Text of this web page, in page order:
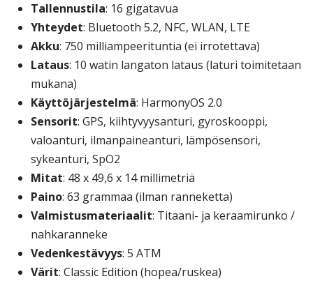
Tallennustila: 16 gigatavua
Yhteydet: Bluetooth 5.2, NFC, WLAN, LTE
Akku: 750 milliampeerituntia (ei irrotettava)
Lataus: 10 watin langaton lataus (laturi toimitetaan
mukana)
Käyttöjärjestelmä: HarmonyOS 2.0
Sensorit: GPS, kiihtyvyysanturi, gyroskooppi,
valoanturi, ilmanpaineanturi, lämpösensori,
sykeanturi, SpO2
Mitat: 48 x 49,6 x 14 millimetriä
Paino: 63 grammaa (ilman ranneketta)
Valmistusmateriaalit: Titaani- ja keraamirunko /
nahkaranneke
Vedenkestävyys: 5 ATM
Värit: Classic Edition (hopea/ruskea)